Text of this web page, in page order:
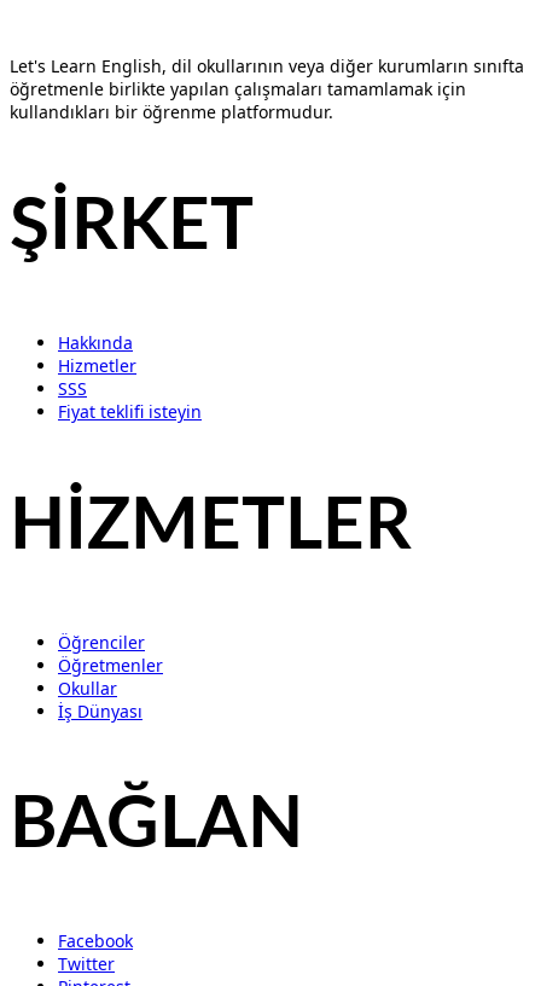
Let's Learn English, dil okullarının veya diğer kurumların sınıfta
öğretmenle birlikte yapılan çalışmaları tamamlamak için
kullandıkları bir öğrenme platformudur.
ŞİRKET
Hakkında
Hizmetler
SSS
Fiyat teklifi isteyin
HİZMETLER
Öğrenciler
Öğretmenler
Okullar
İş Dünyası
BAĞLAN
Facebook
Twitter